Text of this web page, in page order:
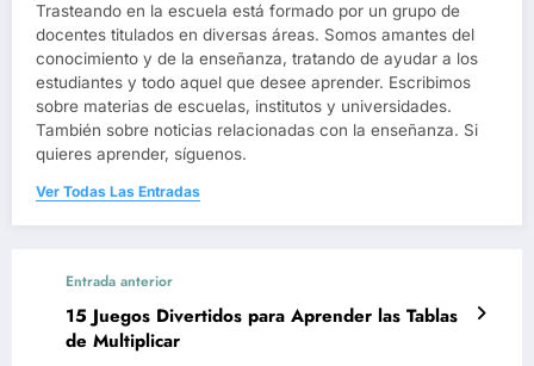
Trasteando en la escuela está formado por un grupo de
docentes titulados en diversas áreas. Somos amantes del
conocimiento y de la enseñanza, tratando de ayudar a los
estudiantes y todo aquel que desee aprender. Escribimos
sobre materias de escuelas, institutos y universidades.
También sobre noticias relacionadas con la enseñanza. Si
quieres aprender, síguenos.
Ver Todas Las Entradas
Entrada anterior
15 Juegos Divertidos para Aprender las Tablas
de Multiplicar